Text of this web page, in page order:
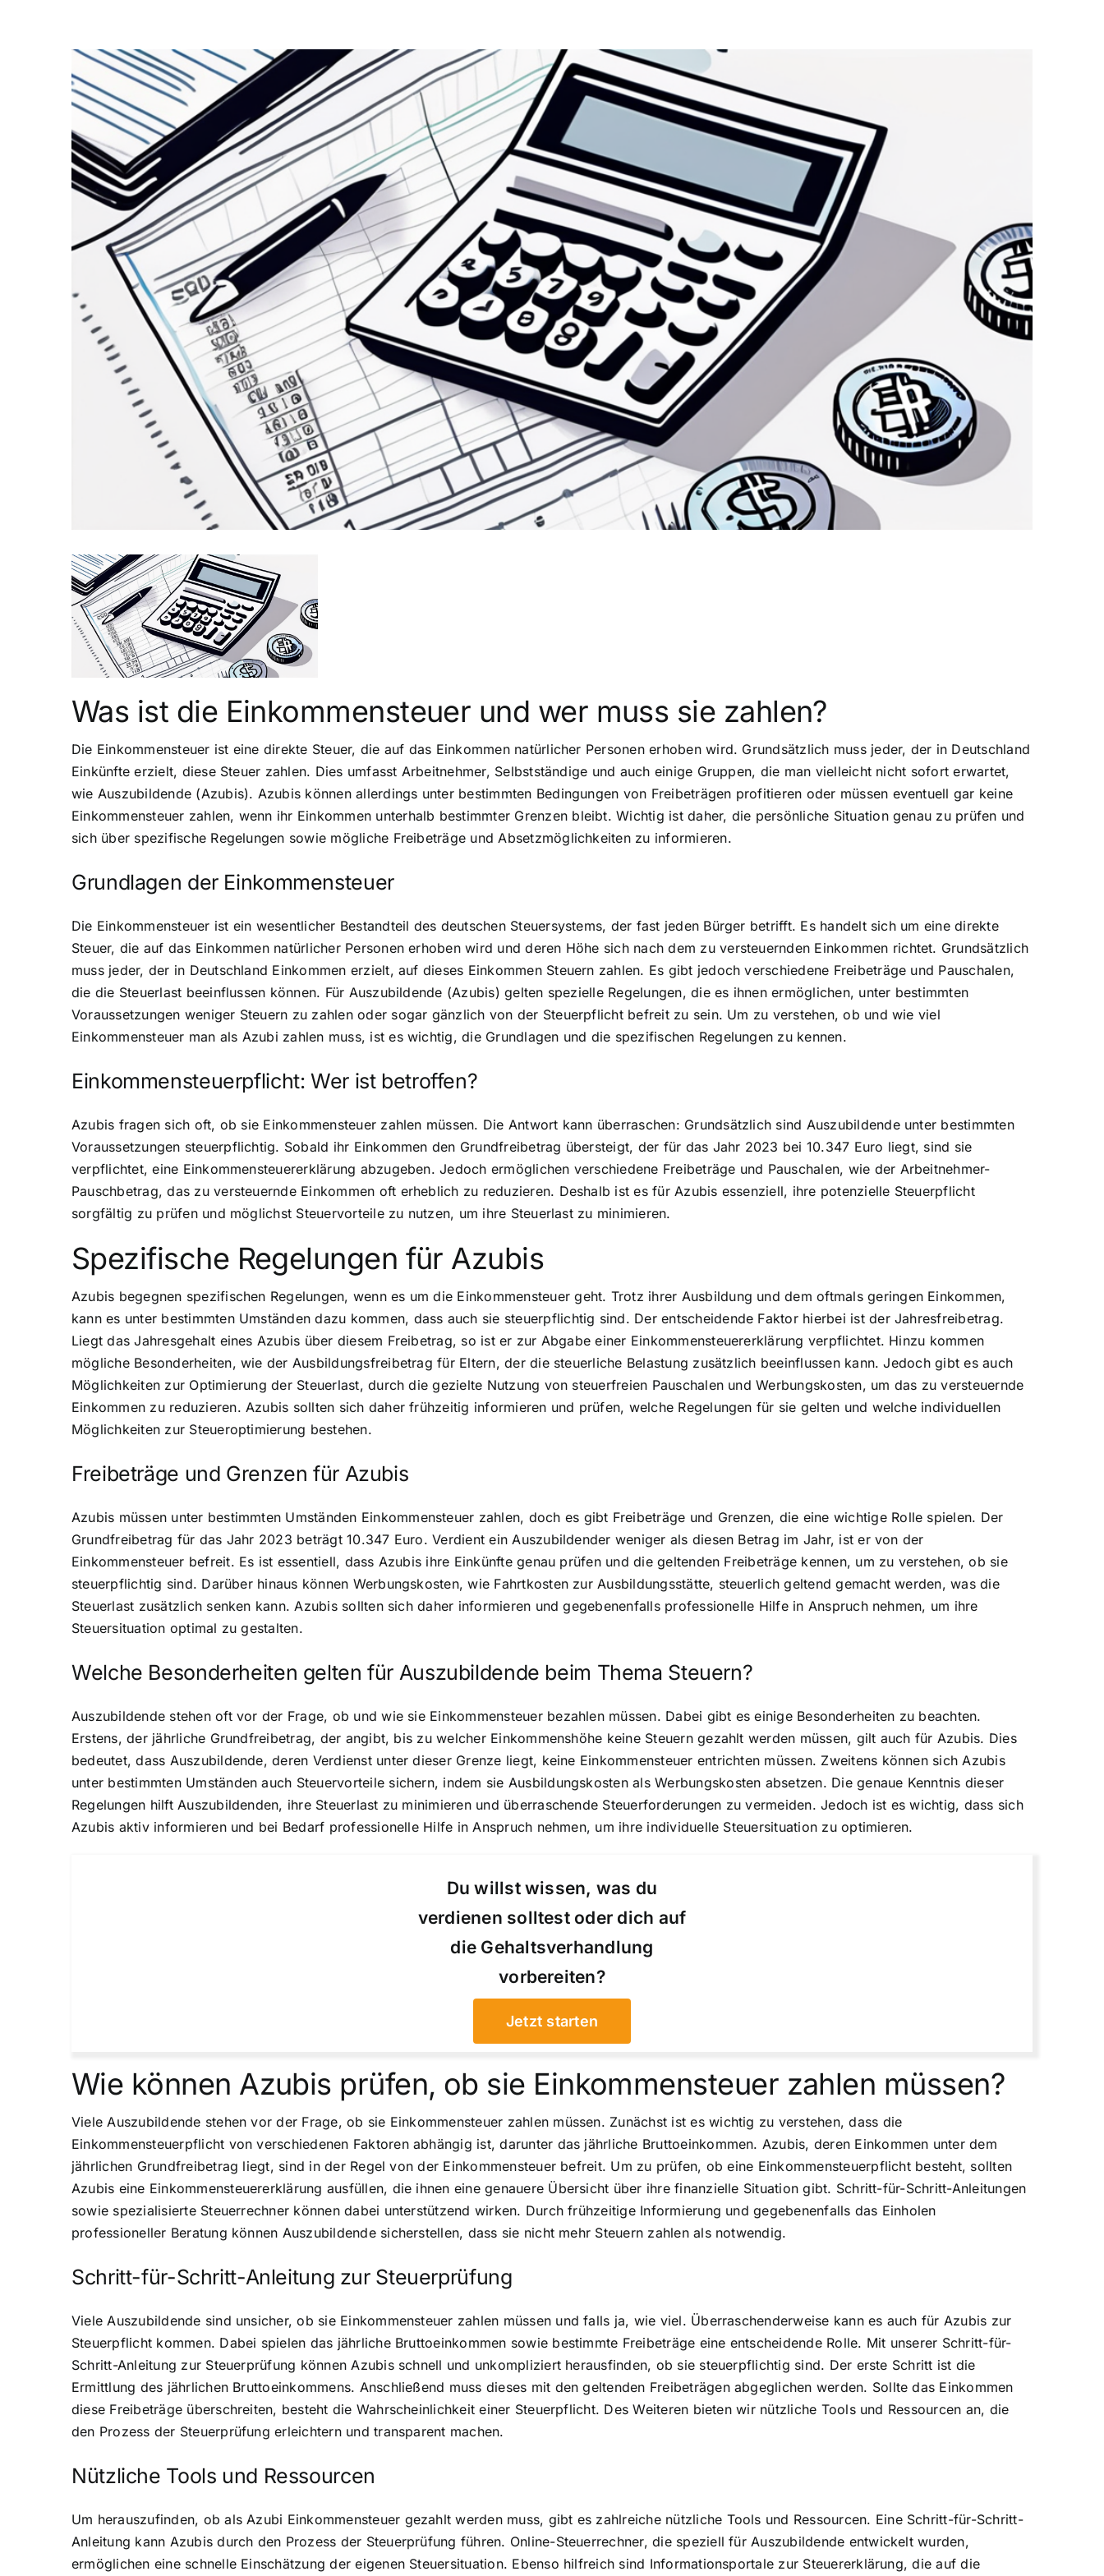
Zeige
grösseres
Bild
Was ist die Einkommensteuer und wer muss sie zahlen?
Die Einkommensteuer ist eine direkte Steuer, die auf das Einkommen natürlicher Personen erhoben wird. Grundsätzlich muss jeder, der in Deutschland
Einkünfte erzielt, diese Steuer zahlen. Dies umfasst Arbeitnehmer, Selbstständige und auch einige Gruppen, die man vielleicht nicht sofort erwartet,
wie Auszubildende (Azubis). Azubis können allerdings unter bestimmten Bedingungen von Freibeträgen profitieren oder müssen eventuell gar keine
Einkommensteuer zahlen, wenn ihr Einkommen unterhalb bestimmter Grenzen bleibt. Wichtig ist daher, die persönliche Situation genau zu prüfen und
sich über spezifische Regelungen sowie mögliche Freibeträge und Absetzmöglichkeiten zu informieren.
Grundlagen der Einkommensteuer
Die Einkommensteuer ist ein wesentlicher Bestandteil des deutschen Steuersystems, der fast jeden Bürger betrifft. Es handelt sich um eine direkte
Steuer, die auf das Einkommen natürlicher Personen erhoben wird und deren Höhe sich nach dem zu versteuernden Einkommen richtet. Grundsätzlich
muss jeder, der in Deutschland Einkommen erzielt, auf dieses Einkommen Steuern zahlen. Es gibt jedoch verschiedene Freibeträge und Pauschalen,
die die Steuerlast beeinflussen können. Für Auszubildende (Azubis) gelten spezielle Regelungen, die es ihnen ermöglichen, unter bestimmten
Voraussetzungen weniger Steuern zu zahlen oder sogar gänzlich von der Steuerpflicht befreit zu sein. Um zu verstehen, ob und wie viel
Einkommensteuer man als Azubi zahlen muss, ist es wichtig, die Grundlagen und die spezifischen Regelungen zu kennen.
Einkommensteuerpflicht: Wer ist betroffen?
Azubis fragen sich oft, ob sie Einkommensteuer zahlen müssen. Die Antwort kann überraschen: Grundsätzlich sind Auszubildende unter bestimmten
Voraussetzungen steuerpflichtig. Sobald ihr Einkommen den Grundfreibetrag übersteigt, der für das Jahr 2023 bei 10.347 Euro liegt, sind sie
verpflichtet, eine Einkommensteuererklärung abzugeben. Jedoch ermöglichen verschiedene Freibeträge und Pauschalen, wie der Arbeitnehmer-
Pauschbetrag, das zu versteuernde Einkommen oft erheblich zu reduzieren. Deshalb ist es für Azubis essenziell, ihre potenzielle Steuerpflicht
sorgfältig zu prüfen und möglichst Steuervorteile zu nutzen, um ihre Steuerlast zu minimieren.
Spezifische Regelungen für Azubis
Azubis begegnen spezifischen Regelungen, wenn es um die Einkommensteuer geht. Trotz ihrer Ausbildung und dem oftmals geringen Einkommen,
kann es unter bestimmten Umständen dazu kommen, dass auch sie steuerpflichtig sind. Der entscheidende Faktor hierbei ist der Jahresfreibetrag.
Liegt das Jahresgehalt eines Azubis über diesem Freibetrag, so ist er zur Abgabe einer Einkommensteuererklärung verpflichtet. Hinzu kommen
mögliche Besonderheiten, wie der Ausbildungsfreibetrag für Eltern, der die steuerliche Belastung zusätzlich beeinflussen kann. Jedoch gibt es auch
Möglichkeiten zur Optimierung der Steuerlast, durch die gezielte Nutzung von steuerfreien Pauschalen und Werbungskosten, um das zu versteuernde
Einkommen zu reduzieren. Azubis sollten sich daher frühzeitig informieren und prüfen, welche Regelungen für sie gelten und welche individuellen
Möglichkeiten zur Steueroptimierung bestehen.
Freibeträge und Grenzen für Azubis
Azubis müssen unter bestimmten Umständen Einkommensteuer zahlen, doch es gibt Freibeträge und Grenzen, die eine wichtige Rolle spielen. Der
Grundfreibetrag für das Jahr 2023 beträgt 10.347 Euro. Verdient ein Auszubildender weniger als diesen Betrag im Jahr, ist er von der
Einkommensteuer befreit. Es ist essentiell, dass Azubis ihre Einkünfte genau prüfen und die geltenden Freibeträge kennen, um zu verstehen, ob sie
steuerpflichtig sind. Darüber hinaus können Werbungskosten, wie Fahrtkosten zur Ausbildungsstätte, steuerlich geltend gemacht werden, was die
Steuerlast zusätzlich senken kann. Azubis sollten sich daher informieren und gegebenenfalls professionelle Hilfe in Anspruch nehmen, um ihre
Steuersituation optimal zu gestalten.
Welche Besonderheiten gelten für Auszubildende beim Thema Steuern?
Auszubildende stehen oft vor der Frage, ob und wie sie Einkommensteuer bezahlen müssen. Dabei gibt es einige Besonderheiten zu beachten.
Erstens, der jährliche Grundfreibetrag, der angibt, bis zu welcher Einkommenshöhe keine Steuern gezahlt werden müssen, gilt auch für Azubis. Dies
bedeutet, dass Auszubildende, deren Verdienst unter dieser Grenze liegt, keine Einkommensteuer entrichten müssen. Zweitens können sich Azubis
unter bestimmten Umständen auch Steuervorteile sichern, indem sie Ausbildungskosten als Werbungskosten absetzen. Die genaue Kenntnis dieser
Regelungen hilft Auszubildenden, ihre Steuerlast zu minimieren und überraschende Steuerforderungen zu vermeiden. Jedoch ist es wichtig, dass sich
Azubis aktiv informieren und bei Bedarf professionelle Hilfe in Anspruch nehmen, um ihre individuelle Steuersituation zu optimieren.
Du willst wissen, was du
verdienen solltest oder dich auf
die Gehaltsverhandlung
vorbereiten?
Jetzt starten
Wie können Azubis prüfen, ob sie Einkommensteuer zahlen müssen?
Viele Auszubildende stehen vor der Frage, ob sie Einkommensteuer zahlen müssen. Zunächst ist es wichtig zu verstehen, dass die
Einkommensteuerpflicht von verschiedenen Faktoren abhängig ist, darunter das jährliche Bruttoeinkommen. Azubis, deren Einkommen unter dem
jährlichen Grundfreibetrag liegt, sind in der Regel von der Einkommensteuer befreit. Um zu prüfen, ob eine Einkommensteuerpflicht besteht, sollten
Azubis eine Einkommensteuererklärung ausfüllen, die ihnen eine genauere Übersicht über ihre finanzielle Situation gibt. Schritt-für-Schritt-Anleitungen
sowie spezialisierte Steuerrechner können dabei unterstützend wirken. Durch frühzeitige Informierung und gegebenenfalls das Einholen
professioneller Beratung können Auszubildende sicherstellen, dass sie nicht mehr Steuern zahlen als notwendig.
Schritt-für-Schritt-Anleitung zur Steuerprüfung
Viele Auszubildende sind unsicher, ob sie Einkommensteuer zahlen müssen und falls ja, wie viel. Überraschenderweise kann es auch für Azubis zur
Steuerpflicht kommen. Dabei spielen das jährliche Bruttoeinkommen sowie bestimmte Freibeträge eine entscheidende Rolle. Mit unserer Schritt-für-
Schritt-Anleitung zur Steuerprüfung können Azubis schnell und unkompliziert herausfinden, ob sie steuerpflichtig sind. Der erste Schritt ist die
Ermittlung des jährlichen Bruttoeinkommens. Anschließend muss dieses mit den geltenden Freibeträgen abgeglichen werden. Sollte das Einkommen
diese Freibeträge überschreiten, besteht die Wahrscheinlichkeit einer Steuerpflicht. Des Weiteren bieten wir nützliche Tools und Ressourcen an, die
den Prozess der Steuerprüfung erleichtern und transparent machen.
Nützliche Tools und Ressourcen
Um herauszufinden, ob als Azubi Einkommensteuer gezahlt werden muss, gibt es zahlreiche nützliche Tools und Ressourcen. Eine Schritt-für-Schritt-
Anleitung kann Azubis durch den Prozess der Steuerprüfung führen. Online-Steuerrechner, die speziell für Auszubildende entwickelt wurden,
ermöglichen eine schnelle Einschätzung der eigenen Steuersituation. Ebenso hilfreich sind Informationsportale zur Steuererklärung, die auf die